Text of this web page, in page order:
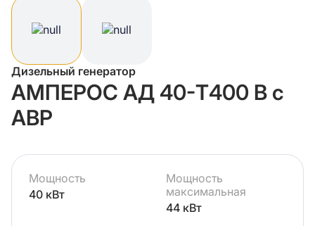
Дизельный генератор
АМПЕРОС АД 40-Т400 В с
АВР
Мощность
40 кВт
Мощность
максимальная
44 кВт